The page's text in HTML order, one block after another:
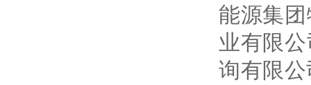
能源集
业有限
询有限